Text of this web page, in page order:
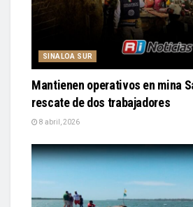
SINALOA SUR
Mantienen operativos en mina
rescate de dos trabajadores
8 abril, 2026